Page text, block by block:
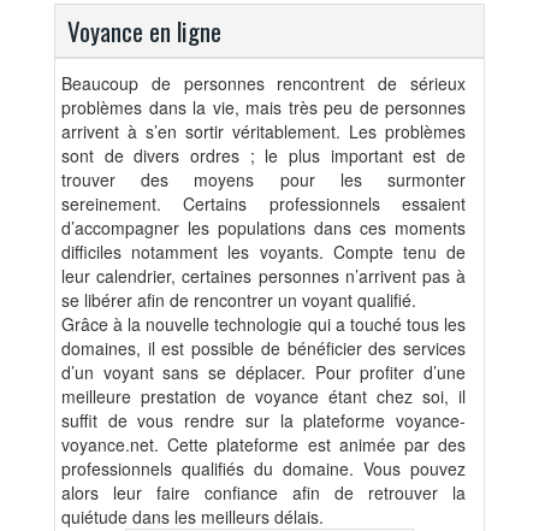
Voyance en ligne
Beaucoup de personnes rencontrent de sérieux
problèmes dans la vie, mais très peu de personnes
arrivent à s’en sortir véritablement. Les problèmes
sont de divers ordres ; le plus important est de
trouver des moyens pour les surmonter
sereinement. Certains professionnels essaient
d’accompagner les populations dans ces moments
difficiles notamment les voyants. Compte tenu de
leur calendrier, certaines personnes n’arrivent pas à
se libérer afin de rencontrer un voyant qualifié.
Grâce à la nouvelle technologie qui a touché tous les
domaines, il est possible de bénéficier des services
d’un voyant sans se déplacer. Pour profiter d’une
meilleure prestation de voyance étant chez soi, il
suffit de vous rendre sur la plateforme voyance-
voyance.net. Cette plateforme est animée par des
professionnels qualifiés du domaine. Vous pouvez
alors leur faire confiance afin de retrouver la
quiétude dans les meilleurs délais.